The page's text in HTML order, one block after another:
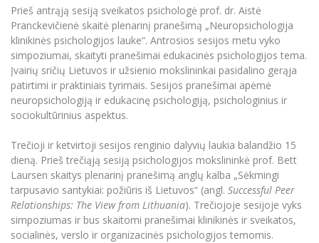
Korupcijos prevencija
Mokslininkų profiliai "CRIS"
Bendruomenės gerovė
Darbuotojų kvalifikacijos kėlimas
MRU norminių teisės aktų duomenų bazė
Intranetas
eDVS
MRU mobilios programėlės
Pagalbos sistema
Profesinė sąjunga
Kontaktų paieška
Prieš antrąją sesiją sveikatos psichologė prof. dr. Aistė
Pranckevičienė skaitė plenarinį pranešimą „Neuropsichologija
klinikinės psichologijos lauke“. Antrosios sesijos metu vyko
simpoziumai, skaityti pranešimai edukacinės psichologijos tema.
Įvairių sričių Lietuvos ir užsienio mokslininkai pasidalino gerąja
patirtimi ir praktiniais tyrimais. Sesijos pranešimai apėmė
neuropsichologiją ir edukacinę psichologiją, psichologinius ir
sociokultūrinius aspektus.
Trečioji ir ketvirtoji sesijos renginio dalyvių laukia balandžio 15
dieną. Prieš trečiąją sesiją psichologijos mokslininkė prof. Bett
Laursen skaitys plenarinį pranešimą anglų kalba „Sėkmingi
tarpusavio santykiai: požiūris iš Lietuvos“ (angl. Successful Peer
Relationships: The View from Lithuania). Trečiojoje sesijoje vyks
simpoziumas ir bus skaitomi pranešimai klinikinės ir sveikatos,
socialinės, verslo ir organizacinės psichologijos temomis.